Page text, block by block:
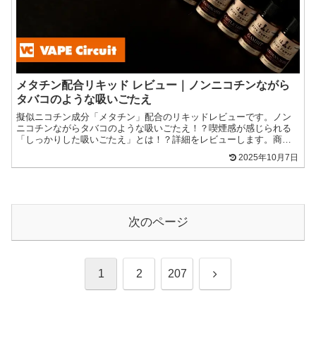
メタチン配合リキッド レビュー｜ノンニコチンながら
タバコのような吸いごたえ
擬似ニコチン成分「メタチン」配合のリキッドレビューです。ノン
ニコチンながらタバコのような吸いごたえ！？喫煙感が感じられる
「しっかりした吸いごたえ」とは！？詳細をレビューします。商品
2025年10月7日
次のページ
1 2 207 次